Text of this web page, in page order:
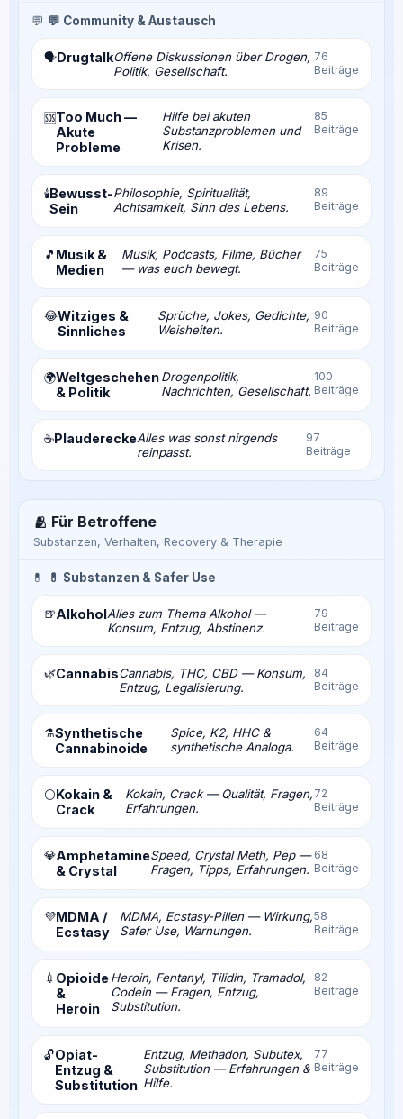
💬 💬 Community & Austausch
🗣️DrugtalkOffene Diskussionen über Drogen,
Politik, Gesellschaft.
76
Beiträge
🆘Too Much —
Akute
Probleme
Hilfe bei akuten
Substanzproblemen und
Krisen.
85
Beiträge
🕯️Bewusst-
Sein
Philosophie, Spiritualität,
Achtsamkeit, Sinn des Lebens.
89
Beiträge
🎵 Musik &
Medien
Musik, Podcasts, Filme, Bücher
— was euch bewegt.
75
Beiträge
😂Witziges &
Sinnliches
Sprüche, Jokes, Gedichte,
Weisheiten.
90
Beiträge
🌍Weltgeschehen
& Politik
Drogenpolitik,
Nachrichten, Gesellschaft.
100
Beiträge
☕PlaudereckeAlles was sonst nirgends
reinpasst.
97
Beiträge
🫂 Für Betroffene
Substanzen, Verhalten, Recovery & Therapie
💊 💊 Substanzen & Safer Use
🍺AlkoholAlles zum Thema Alkohol —
Konsum, Entzug, Abstinenz.
79
Beiträge
🌿CannabisCannabis, THC, CBD — Konsum,
Entzug, Legalisierung.
84
Beiträge
⚗️Synthetische
Cannabinoide
Spice, K2, HHC &
synthetische Analoga.
64
Beiträge
⚪Kokain &
Crack
Kokain, Crack — Qualität, Fragen,
Erfahrungen.
72
Beiträge
💎Amphetamine
& Crystal
Speed, Crystal Meth, Pep —
Fragen, Tipps, Erfahrungen.
68
Beiträge
💜MDMA /
Ecstasy
MDMA, Ecstasy-Pillen — Wirkung,
Safer Use, Warnungen.
58
Beiträge
💉 Opioide
&
Heroin
Heroin, Fentanyl, Tilidin, Tramadol,
Codein — Fragen, Entzug,
Substitution.
82
Beiträge
🔓Opiat-
Entzug &
Substitution
Entzug, Methadon, Subutex,
Substitution — Erfahrungen &
Hilfe.
77
Beiträge